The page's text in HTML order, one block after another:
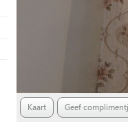
Kaart Geef